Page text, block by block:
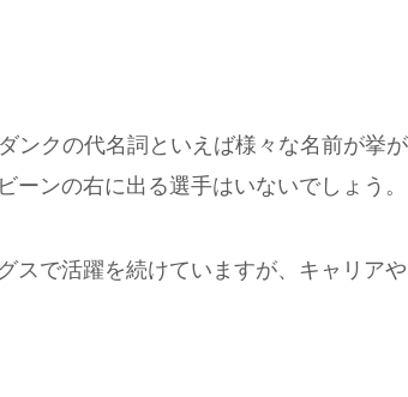
ンクの代名詞といえば様々な名前が挙
ーンの右に出る選手はいないでしょう。
スで活躍を続けていますが、キャリア